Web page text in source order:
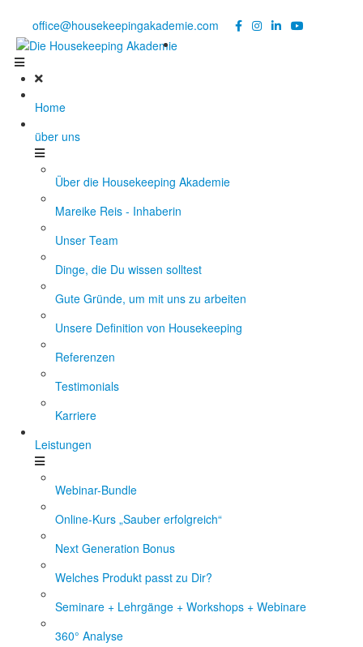
office@housekeepingakademie.com
Home
über uns
Über die Housekeeping Akademie
Mareike Reis - Inhaberin
Unser Team
Dinge, die Du wissen solltest
Gute Gründe, um mit uns zu arbeiten
Unsere Definition von Housekeeping
Referenzen
Testimonials
Karriere
Leistungen
Webinar-Bundle
Online-Kurs „Sauber erfolgreich“
Next Generation Bonus
Welches Produkt passt zu Dir?
Seminare + Lehrgänge + Workshops + Webinare
360° Analyse